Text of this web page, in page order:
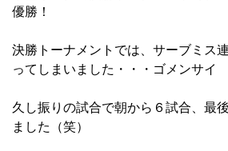
優勝！
決勝トーナメントでは、サーブミス
ってしまいました・・・ゴメンサイ
久し振りの試合で朝から６試合、最
ました（笑）